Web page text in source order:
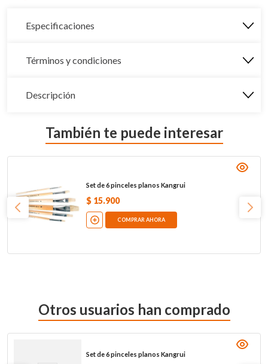
Especificaciones
Términos y condiciones
Descripción
También te puede interesar
Set de 6 pinceles planos Kangrui
$ 15.900
COMPRAR AHORA
Otros usuarios han comprado
Set de 6 pinceles planos Kangrui